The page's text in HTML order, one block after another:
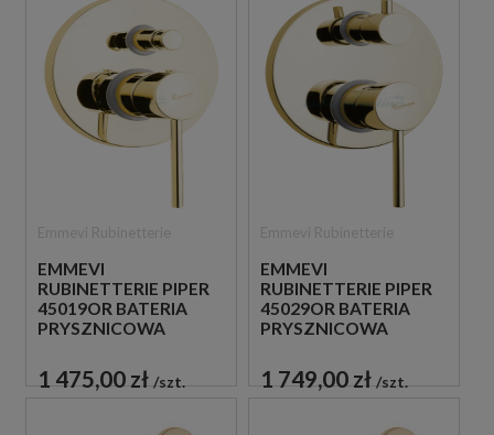
EMMEVI
RUBINETTERIE PIPER
45019OR BATERIA
PRYSZNICOWA
DROŻNA
JEDNOUCHWYTOWA
1 475,00 zł szt.
EMMEVI
RUBINETTERIE PIPER
45029OR BATERIA
PRYSZNICOWA
DROŻNA
JEDNOUCHWYTOWA
1 749,00 zł szt.